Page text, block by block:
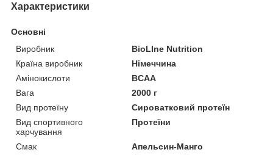
Характеристики
Основні
Виробник
BioLIne Nutrition
Країна виробник
Німеччина
Амінокислоти
BCAA
Вага
2000 г
Вид протеїну
Сироватковий протеїн
Вид спортивного
харчування
Протеїни
Смак
Апельсин-Манго